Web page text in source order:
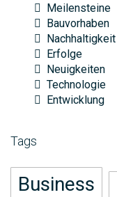
Meilensteine
Bauvorhaben
Nachhaltigkeit
Erfolge
Neuigkeiten
Technologie
Entwicklung
Tags
Business